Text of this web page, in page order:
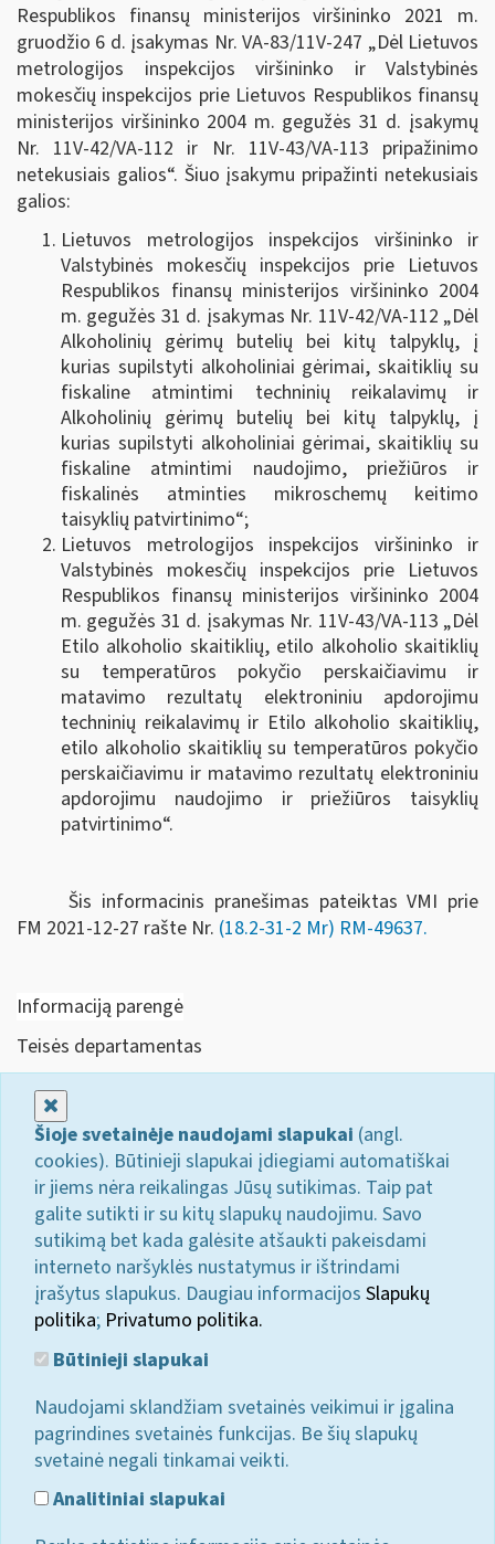
Respublikos finansų ministerijos viršininko 2021 m.
gruodžio 6 d. įsakymas Nr. VA-83/11V-247 „Dėl Lietuvos
metrologijos inspekcijos viršininko ir Valstybinės
mokesčių inspekcijos prie Lietuvos Respublikos finansų
ministerijos viršininko 2004 m. gegužės 31 d. įsakymų
Nr. 11V-42/VA-112 ir Nr. 11V-43/VA-113 pripažinimo
netekusiais galios“. Šiuo įsakymu pripažinti netekusiais
galios:
Lietuvos metrologijos inspekcijos viršininko ir
Valstybinės mokesčių inspekcijos prie Lietuvos
Respublikos finansų ministerijos viršininko 2004
m. gegužės 31 d. įsakymas Nr. 11V-42/VA-112 „Dėl
Alkoholinių gėrimų butelių bei kitų talpyklų, į
kurias supilstyti alkoholiniai gėrimai, skaitiklių su
fiskaline atmintimi techninių reikalavimų ir
Alkoholinių gėrimų butelių bei kitų talpyklų, į
kurias supilstyti alkoholiniai gėrimai, skaitiklių su
fiskaline atmintimi naudojimo, priežiūros ir
fiskalinės atminties mikroschemų keitimo
taisyklių patvirtinimo“;
Lietuvos metrologijos inspekcijos viršininko ir
Valstybinės mokesčių inspekcijos prie Lietuvos
Respublikos finansų ministerijos viršininko 2004
m. gegužės 31 d. įsakymas Nr. 11V-43/VA-113 „Dėl
Etilo alkoholio skaitiklių, etilo alkoholio skaitiklių
su temperatūros pokyčio perskaičiavimu ir
matavimo rezultatų elektroniniu apdorojimu
techninių reikalavimų ir Etilo alkoholio skaitiklių,
etilo alkoholio skaitiklių su temperatūros pokyčio
perskaičiavimu ir matavimo rezultatų elektroniniu
apdorojimu naudojimo ir priežiūros taisyklių
patvirtinimo“.
Šis informacinis pranešimas pateiktas VMI prie
FM 2021-12-27 rašte Nr. (18.2-31-2 Mr) RM-49637.
Informaciją parengė
Teisės departamentas
Šioje svetainėje naudojami slapukai (angl.
cookies). Būtinieji slapukai įdiegiami automatiškai
ir jiems nėra reikalingas Jūsų sutikimas. Taip pat
galite sutikti ir su kitų slapukų naudojimu. Savo
sutikimą bet kada galėsite atšaukti pakeisdami
interneto naršyklės nustatymus ir ištrindami
įrašytus slapukus. Daugiau informacijos Slapukų
politika; Privatumo politika.
Būtinieji slapukai
Naudojami sklandžiam svetainės veikimui ir įgalina
pagrindines svetainės funkcijas. Be šių slapukų
svetainė negali tinkamai veikti.
Analitiniai slapukai